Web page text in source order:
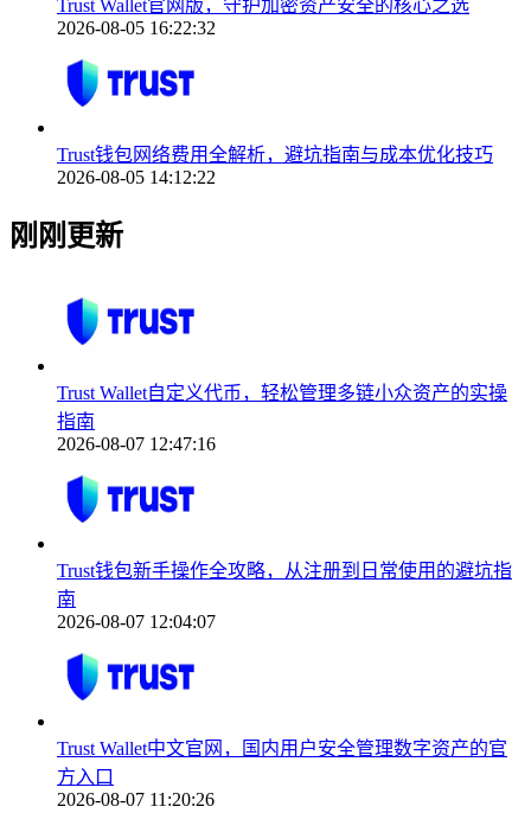
Trust Wallet官网版，守护加密资产安全的核心之选
2026-08-05 16:22:32
Trust钱包网络费用全解析，避坑指南与成本优化技巧
2026-08-05 14:12:22
刚刚更新
Trust Wallet自定义代币，轻松管理多链小众资产的实操
指南
2026-08-07 12:47:16
Trust钱包新手操作全攻略，从注册到日常使用的避坑指
南
2026-08-07 12:04:07
Trust Wallet中文官网，国内用户安全管理数字资产的官
方入口
2026-08-07 11:20:26